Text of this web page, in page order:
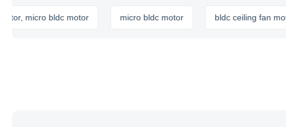
bldc ceiling fan motor
micro bldc motor
bldc motor